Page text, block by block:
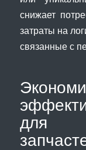
снижает
затраты на
связанные с
для